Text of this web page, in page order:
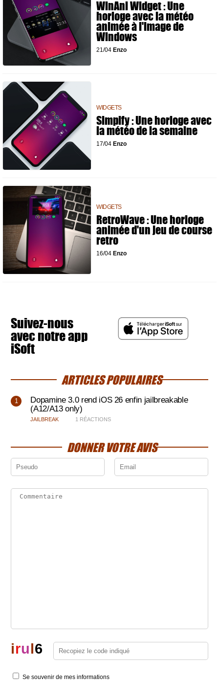
WinAni Widget : Une
horloge avec la météo
animée à l'image de
Windows
21/04 Enzo
WIDGETS
Simplfy : Une horloge avec
la météo de la semaine
17/04 Enzo
WIDGETS
RetroWave : Une horloge
animée d'un jeu de course
retro
16/04 Enzo
Suivez-nous
avec notre app
iSoft
ARTICLES POPULAIRES
Dopamine 3.0 rend iOS 26 enfin jailbreakable
(A12/A13 only)
JAILBREAK 1 RÉACTIONS
DONNER VOTRE AVIS
irul6
Se souvenir de mes informations